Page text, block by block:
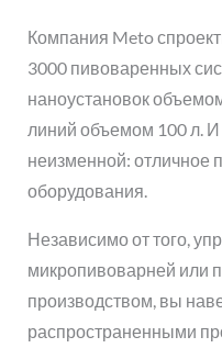
Компания Meto
3000 пивоваренных
наноустановок
линий объемом 100 л. И
неизменной: отличное
оборудования.
Независимо от того,
микропивоварней или
производством, вы
распространенными